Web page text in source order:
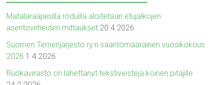
Matalaraajaisilla roduilla aloitetaan etujalkojen
asentovirheiden mittaukset 20.4.2026
Suomen Terrierijärjestö ry:n sääntömääräinen vuosikokous
2026 1.4.2026
Ruokavirasto on lähettänyt tekstiviestejä koirien pitäjille